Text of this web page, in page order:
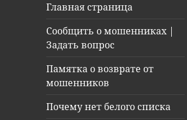
Главная страница
Сообщить о мошенниках |
Задать вопрос
Памятка о возврате от
мошенников
Почему нет белого списка